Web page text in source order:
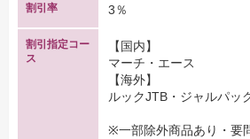
割引率 3％
割引指定コー
ス
【国内】
マーチ・エース
【海外】
ルックJTB・ジャルパッ
※一部除外商品あり・要